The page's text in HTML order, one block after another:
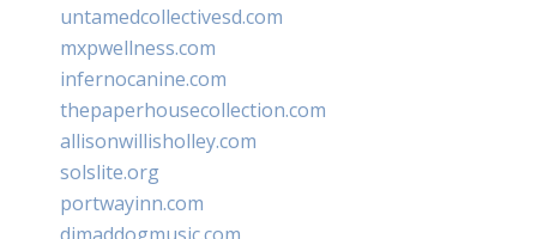
untamedcollectivesd.com
mxpwellness.com
infernocanine.com
thepaperhousecollection.com
allisonwillisholley.com
solslite.org
portwayinn.com